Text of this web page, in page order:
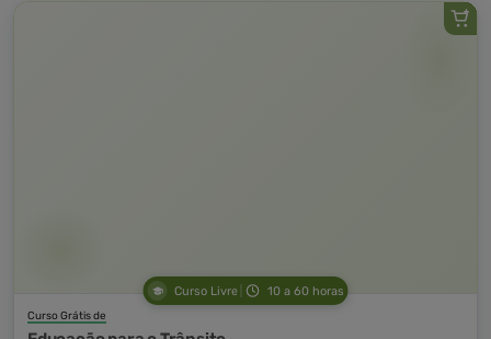
Curso Livre 10 a 60 horas
Curso Grátis de